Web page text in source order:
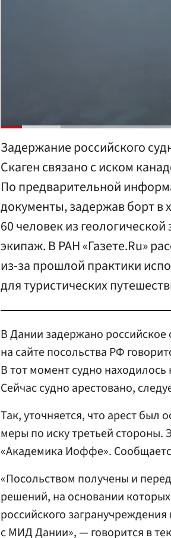
Задержание российского
Скаген связано с иском
По предварительной
документы, задержав борт в
60 человек из
экипаж. В РАН «Газете.Ru»
из-за прошлой практики
для туристических
В Дании задержано
на сайте посольства РФ
В тот момент судно
Сейчас судно арестовано,
Так, уточняется, что арест был
меры по иску третьей стороны.
«Академика Иоффе».
«Посольством получены и
решений, на основании
российского
с МИД Дании», — говорится в